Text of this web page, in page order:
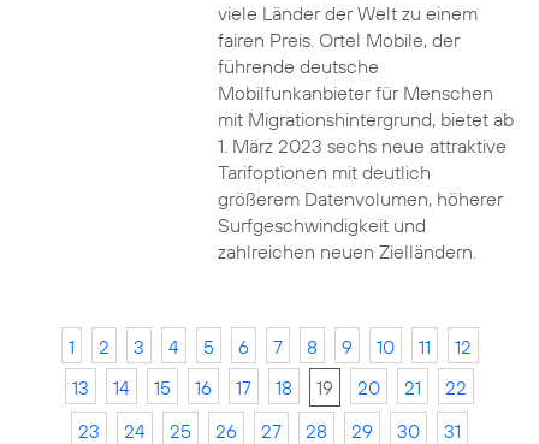
viele Länder der Welt zu einem
fairen Preis. Ortel Mobile, der
führende deutsche
Mobilfunkanbieter für Menschen
mit Migrationshintergrund, bietet ab
1. März 2023 sechs neue attraktive
Tarifoptionen mit deutlich
größerem Datenvolumen, höherer
Surfgeschwindigkeit und
zahlreichen neuen Zielländern.
1 2 3 4 5 6 7 8 9 10 11
12
13
14 15 16 17 18 19 20 21
22
23
24 25 26 27 28 29 30
31